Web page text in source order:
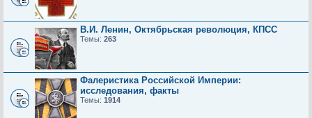
В.И. Ленин, Октябрьская революция, КПСС
Темы: 263
Фалеристика Российской Империи:
исследования, факты
Темы: 1914